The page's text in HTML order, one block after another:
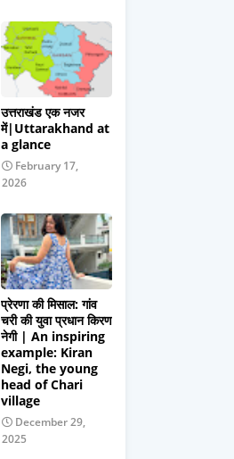
उत्तराखंड एक नजर
में|Uttarakhand at
a glance
February 17,
2026
प्रेरणा की मिसाल: गांव
चरी की युवा प्रधान किरण
नेगी | An inspiring
example: Kiran
Negi, the young
head of Chari
village
December 29,
2025